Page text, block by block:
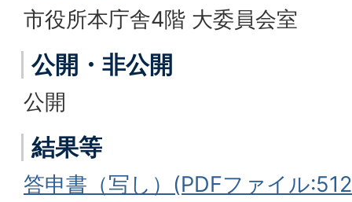
市役所本庁舎4階 大委員会室
公開・非公開
公開
結果等
答申書（写し）(PDFファイル